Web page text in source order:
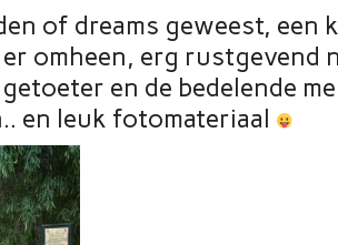
of dreams geweest, een
omheen, erg rustgevend
en de bedelende
en leuk fotomateriaal